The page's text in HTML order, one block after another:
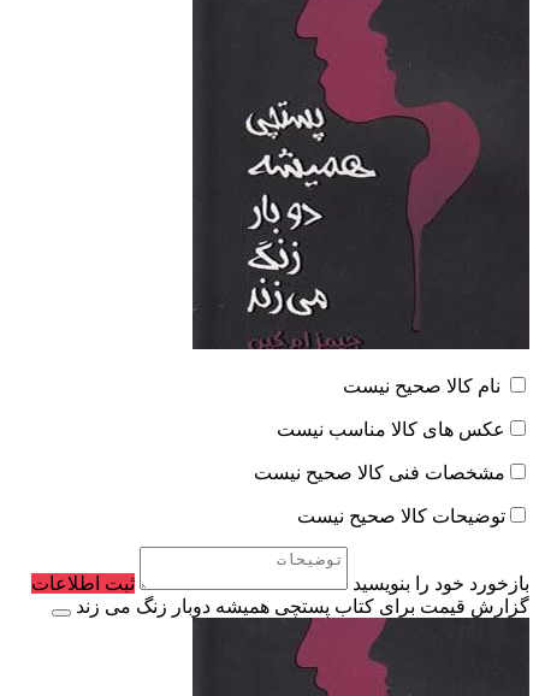
نام کالا صحیح نیست
عکس های کالا مناسب نیست
مشخصات فنی کالا صحیح نیست
توضیحات کالا صحیح نیست
بازخورد خود را بنویسید
ثبت اطلاعات
گزارش قیمت برای کتاب پستچی همیشه دوبار زنگ می زند